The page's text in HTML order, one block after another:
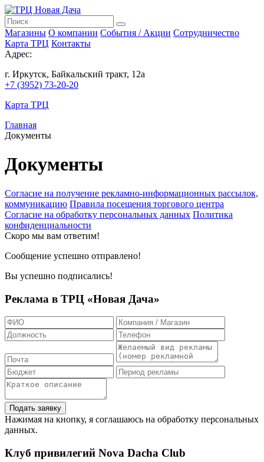
Магазины О компании События / Акции Сотрудничество
Карта ТРЦ Контакты
Адрес:
г. Иркутск, Байкальский тракт, 12а
+7 (3952) 73-20-20
Карта ТРЦ
Главная
Документы
Документы
Согласие на получение рекламно-информационных рассылок,
коммуникацию Правила посещения торгового центра
Согласие на обработку персональных данных Политика
конфиденциальности
Скоро мы вам ответим!
Сообщение успешно отправлено!
Вы успешно подписались!
Реклама в ТРЦ «Новая Дача»
Нажимая на кнопку, я соглашаюсь на обработку персональных
данных.
Клуб привилегий Nova Dacha Club